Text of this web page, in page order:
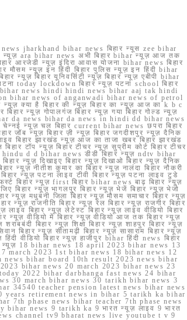
jharkhand bihar news बिहार न्यूस zee bihar
न्यूज़ ara bihar news अभी बिहार bihar न्यूज़ आज तक
आरजेडी न्यूज़ इंदिरा आवास योजना bihar news बिहार
मौसम न्यूज़ इन हिंदी बिहार पुलिस न्यूज़ इन हिंदी bihar
न्यूज़ बिहार यूनिवर्सिटी न्यूज़ बिहार न्यूज़ एबीपी bihar
today lockdown बिहार न्यूज़ पटना school बिहार
bihar news hindi hindi news bihar aaj tak hindi
bihar news of anganwadi bihar news of petrol
न्यूज़ क्या है बिहार की न्यूज़ बिहार का न्यूज़ आज का k b c
न्यूज़ गोपालगंज बिहार न्यूज़ गया बिहार गोल्ड न्यूज़
bihar da news bihar da news in hindi dd bihar news
चेन्नई न्यूज़ चल बिहार current bihar news छपरा बिहार
जॉब न्यूज़ बिहार ज़ी न्यूज़ बिहार जगदीशपुर न्यूज़ दैनिक
बिहार झारखंड न्यूज़ आज का ताजा खबर बिहार झारखंड
टॉप न्यूज़ बिहार टीचर न्यूज़ सुप्रीम कोर्ट बिहार टीचर
d d bihar news डीडी बिहार न्यूज़ ndtv bihar
न्यूज़ दिखाइए बिहार न्यूज़ दिखाओ बिहार न्यूज़ दैनिक
न्यूज़ नीतीश कुमार का बिहार न्यूज़ नालंदा बिहार नौकरी
न्यूज़ पटना लाइव टीवी बिहार न्यूज़ पटना लाइव टुडे
बिहार न्यूज़ first बिहार bihar news बाढ़ बिहार न्यूज़
बिहार न्यूज़ भागलपुर बिहार न्यूज़ भेजें बिहार न्यूज़ भेजो
न्यूज़ मधुबनी जिला बिहार न्यूज़ मौसम समाचार बिहार न्यूज़
न्यूज़ राजनीति बिहार न्यूज़ रेल बिहार न्यूज़ राजगीर बिहार
बिहार न्यूज़ लेटेस्ट बिहार न्यूज़ लाइव वीडियो बिहार
वीडियो में बिहार न्यूज़ वीडियो आज तक बिहार न्यूज़
बिहार न्यूज़ शिक्षा बिहार न्यूज़ शाहपुर बिहार न्यूज़
बिहार न्यूज़ सीतामढ़ी बिहार न्यूज़ सासाराम बिहार न्यूज़
वीडियो बिहार न्यूज़ हाजीपुर bihar हिंदी news बिहार
न्यूज़ 18 bihar news 18 april 2023 bihar news 13
march 2023 1st bihar news 18 bihar news 12
bihar board 10th result 2023 news bihar
bihar news 20 march 2023 bihar news 23
2022 bihar darbhanga fast news 24 bihar
30 march bihar news 30 tarikh bihar news 3
34540 teacher pension latest news bihar news
retirement news in bihar 5 tarikh ka bihar
7th phase news bihar teacher 7th phase news
news 9 tarikh ka 9 भारत न्यूज़ लाइव 9 भारत
channel tv9 bharat news live youtube t v 9